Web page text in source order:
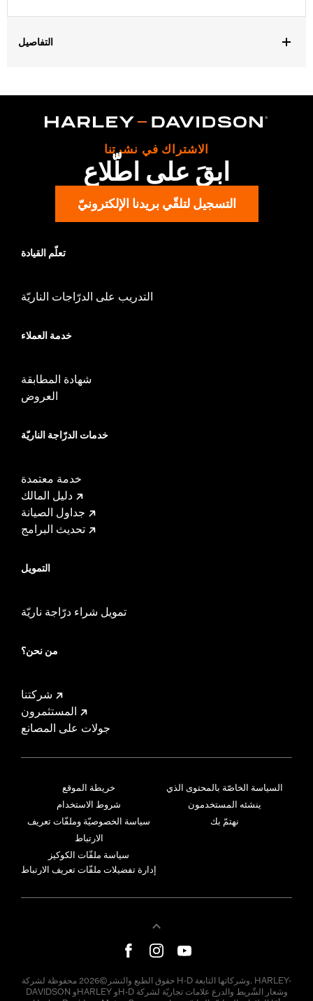
التفاصيل
WARRANTY:2 year limited warranty - Go towww.h-
Pant Style:Bootcut
الاشتراك في نشرتنا
ابقَ على اطّلاع
التسجيل لتلقّي بريدنا الإلكترونيّ
تعلّم القيادة
التدريب على الدرّاجات الناريّة
خدمة العملاء
شهادة المطابقة
العروض
خدمات الدرّاجة الناريّة
خدمة معتمدة
دليل المالك
جداول الصيانة
تحديث البرامج
التمويل
تمويل شراء درّاجة ناريّة
من نحن؟
شركتنا
المستثمرون
جولات على المصانع
خريطة الموقع
شروط الاستخدام
سياسة الخصوصيّة وملفّات تعريف
الارتباط
سياسة ملفّات الكوكيز
إدارة تفضيلات ملفّات تعريف الارتباط
السياسة الخاصّة بالمحتوى الذي
ينشئه المستخدمون
نهتمّ بك
حقوق الطبع والنشر©2026 محفوظة لشركة H-D وشركاتها التابعة. HARLEY-
DAVIDSON وHARLEY وH-D وشعار الشّريط والدرع علامات تجاريّة لشركة